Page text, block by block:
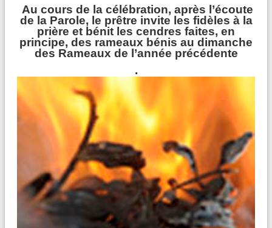
Au cours de la célébration, après l’écoute
de la Parole, le prêtre invite les fidèles à la
prière et bénit les cendres faites, en
principe, des rameaux bénis au dimanche
des Rameaux de l’année précédente
.